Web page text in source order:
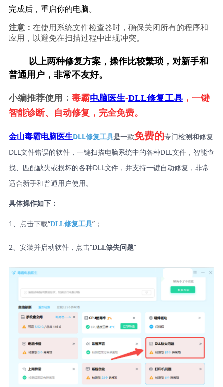
完成后，重启你的电脑。
注意： 在使用系统文件检查器时，确保关闭所有的程序和
应用，以避免在扫描过程中出现冲突。
以上两种修复方案，操作比较繁琐，对新手和
普通用户，非常不友好。
小编推荐使用： 毒霸电脑医生-DLL修复工具，一键
智能诊断、自动修复，完全免费。
金山毒霸电脑医生DLL修复工具是一款免费的专门检测和修复
DLL文件错误的软件，一键扫描电脑系统中的各种DLL文件，智能查
找、匹配缺失或损坏的各种DLL文件，并支持一键自动修复，非常
适合新手和普通用户使用。
具体操作如下：
1、点击下载“DLL修复工具”；
2、安装并启动软件，点击“DLL缺失问题”